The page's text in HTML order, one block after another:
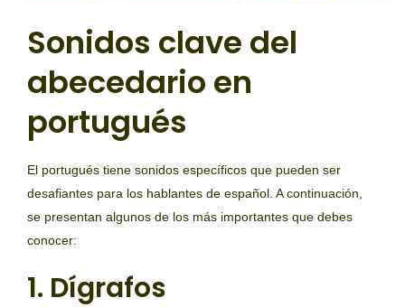
Sonidos clave del
abecedario en
portugués
El portugués tiene sonidos específicos que pueden ser
desafiantes para los hablantes de español. A continuación,
se presentan algunos de los más importantes que debes
conocer:
1. Dígrafos